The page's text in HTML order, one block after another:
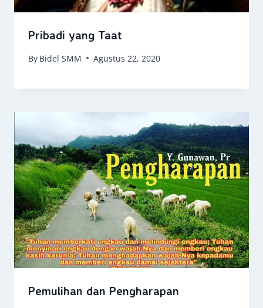
Pribadi yang Taat
By Bidel SMM Agustus 22, 2020
Pemulihan dan Pengharapan